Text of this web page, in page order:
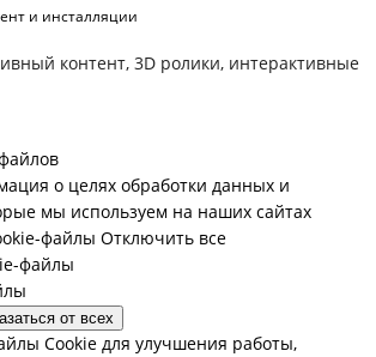
и инсталляции
контент, 3D ролики, интерактивные
о целях обработки данных и
мы используем на наших сайтах
файлы Отключить все
файлы
от всех
Cookie для улучшения работы,